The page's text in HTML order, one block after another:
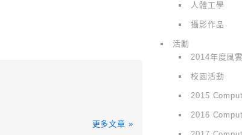
更多文章 »
人體工學
攝影作品
活動
2014年度風
校園活動
2015
2016